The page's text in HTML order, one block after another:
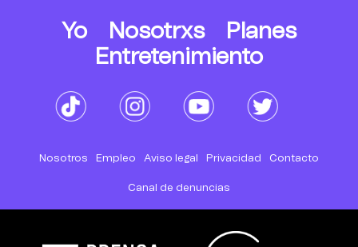
Yo Nosotrxs
Planes
Entretenimiento
Nosotros Empleo Aviso legal Privacidad Contacto
Canal de denuncias